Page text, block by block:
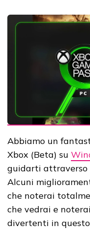
Abbiamo un
Xbox (Beta) su
guidarti attraverso
Alcuni
che noterai
che vedrai e
divertenti in